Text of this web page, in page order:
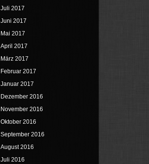
Juli 2017
Juni 2017
Mai 2017
April 2017
März 2017
Februar 2017
Januar 2017
Dezember 2016
November 2016
Oktober 2016
September 2016
August 2016
Juli 2016